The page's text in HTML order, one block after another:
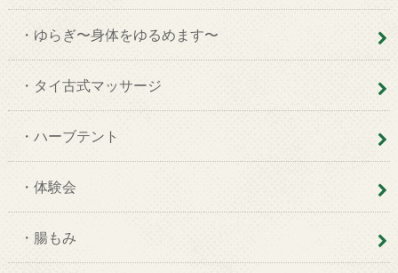
・ゆらぎ〜身体をゆるめます〜
・タイ古式マッサージ
・ハーブテント
・体験会
・腸もみ